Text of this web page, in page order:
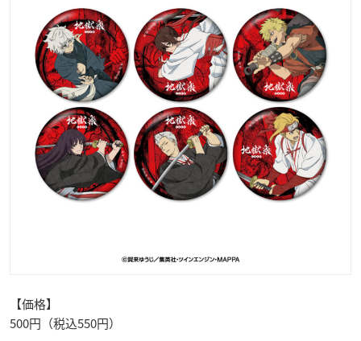
【価格】
500円（税込550円）